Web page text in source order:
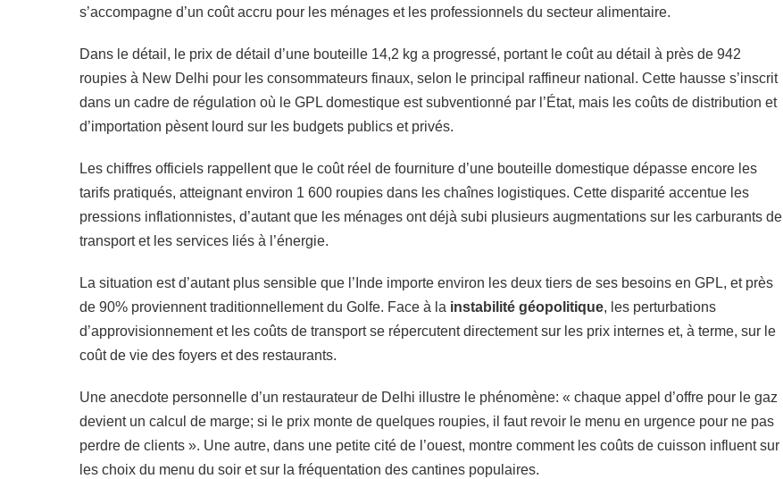
s’accompagne d’un coût accru pour les ménages et les professionnels du secteur alimentaire.
Dans le détail, le prix de détail d’une bouteille 14,2 kg a progressé, portant le coût au détail à près de 942
roupies à New Delhi pour les consommateurs finaux, selon le principal raffineur national. Cette hausse s’inscrit
dans un cadre de régulation où le GPL domestique est subventionné par l’État, mais les coûts de distribution et
d’importation pèsent lourd sur les budgets publics et privés.
Les chiffres officiels rappellent que le coût réel de fourniture d’une bouteille domestique dépasse encore les
tarifs pratiqués, atteignant environ 1 600 roupies dans les chaînes logistiques. Cette disparité accentue les
pressions inflationnistes, d’autant que les ménages ont déjà subi plusieurs augmentations sur les carburants de
transport et les services liés à l’énergie.
La situation est d’autant plus sensible que l’Inde importe environ les deux tiers de ses besoins en GPL, et près
de 90% proviennent traditionnellement du Golfe. Face à la instabilité géopolitique, les perturbations
d’approvisionnement et les coûts de transport se répercutent directement sur les prix internes et, à terme, sur le
coût de vie des foyers et des restaurants.
Une anecdote personnelle d’un restaurateur de Delhi illustre le phénomène: « chaque appel d’offre pour le gaz
devient un calcul de marge; si le prix monte de quelques roupies, il faut revoir le menu en urgence pour ne pas
perdre de clients ». Une autre, dans une petite cité de l’ouest, montre comment les coûts de cuisson influent sur
les choix du menu du soir et sur la fréquentation des cantines populaires.